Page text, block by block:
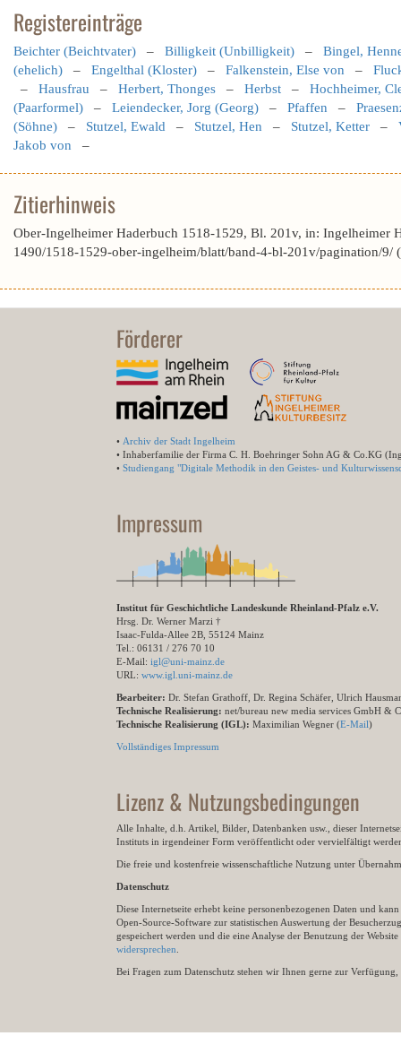
Registereinträge
Beichter (Beichtvater) – Billigkeit (Unbilligkeit) – Bingel,
(ehelich) – Engelthal (Kloster) – Falkenstein, Else von –
– Hausfrau – Herbert, Thonges – Herbst – Hochheimer,
(Paarformel) – Leiendecker, Jorg (Georg) – Pfaffen –
(Söhne) – Stutzel, Ewald – Stutzel, Hen – Stutzel, Ketter –
Jakob von –
Zitierhinweis
Ober-Ingelheimer Haderbuch 1518-1529, Bl. 201v, in: Ingelheimer
1490/1518-1529-ober-ingelheim/blatt/band-4-bl-201v/pagination/9/
Förderer
• Archiv der Stadt Ingelheim
• Inhaberfamilie der Firma C. H. Boehringer Sohn AG & Co.KG
• Studiengang "Digitale Methodik in den Geistes- und
Impressum
Institut für Geschichtliche Landeskunde Rheinland-Pfalz e.V.
Hrsg. Dr. Werner Marzi †
Isaac-Fulda-Allee 2B, 55124 Mainz
Tel.: 06131 / 276 70 10
E-Mail: igl@uni-mainz.de
URL: www.igl.uni-mainz.de
Bearbeiter: Dr. Stefan Grathoff, Dr. Regina Schäfer, Ulrich
Technische Realisierung: net/bureau new media services GmbH &
Technische Realisierung (IGL): Maximilian Wegner (E-Mail)
Vollständiges Impressum
Lizenz & Nutzungsbedingungen
Alle Inhalte, d.h. Artikel, Bilder, Datenbanken usw., dieser
Instituts in irgendeiner Form veröffentlicht oder vervielfältigt
Die freie und kostenfreie wissenschaftliche Nutzung unter
Datenschutz
Diese Internetseite erhebt keine personenbezogenen Daten und
Open-Source-Software zur statistischen Auswertung der
gespeichert werden und die eine Analyse der Benutzung der
widersprechen
Bei Fragen zum Datenschutz stehen wir Ihnen gerne zur